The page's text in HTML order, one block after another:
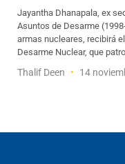
Jayantha Dhanapala, ex
Asuntos de Desarme
armas nucleares, recibirá
Desarme Nuclear, que
Thalif Deen 14